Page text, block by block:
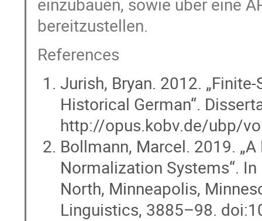
bereitzustellen.
References
Jurish, Bryan. 2012.
Historical German“.
http://opus.kobv.de/ubp/
Bollmann, Marcel. 2019.
Normalization Systems“.
North, Minneapolis,
Linguistics, 3885–98.